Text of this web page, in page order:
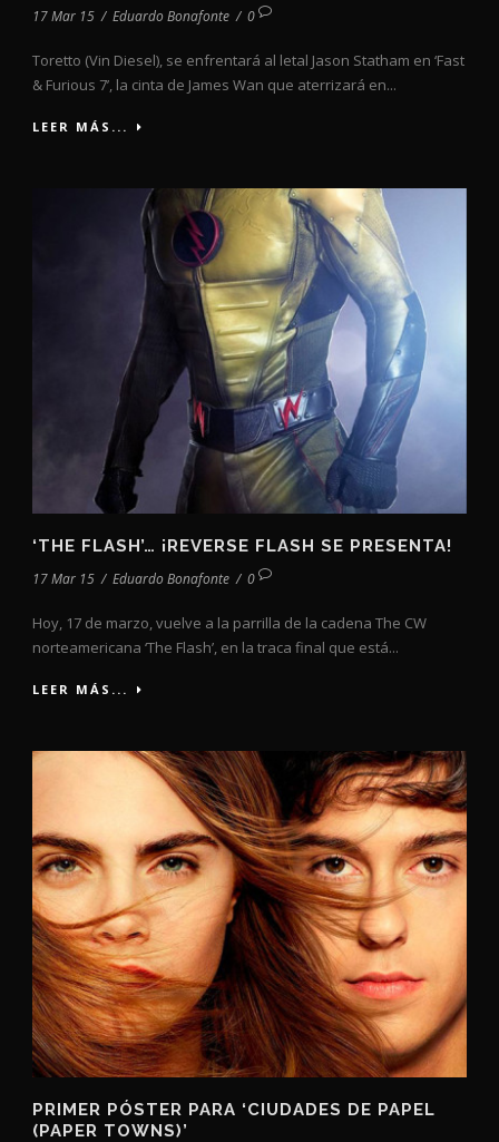
17 Mar 15 / Eduardo Bonafonte / 0
Toretto (Vin Diesel), se enfrentará al letal Jason Statham en ‘Fast
& Furious 7’, la cinta de James Wan que aterrizará en...
LEER MÁS...
‘THE FLASH’… ¡REVERSE FLASH SE PRESENTA!
17 Mar 15 / Eduardo Bonafonte / 0
Hoy, 17 de marzo, vuelve a la parrilla de la cadena The CW
norteamericana ‘The Flash’, en la traca final que está...
LEER MÁS...
PRIMER PÓSTER PARA ‘CIUDADES DE PAPEL
(PAPER TOWNS)’